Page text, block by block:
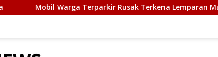
Terparkir Rusak Terkena Lemparan Material Truk